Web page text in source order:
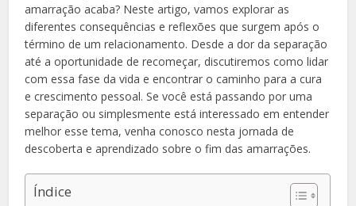
amarração acaba? Neste artigo, vamos explorar as
diferentes consequências e reflexões que surgem após o
término de um relacionamento. Desde a dor da separação
até a oportunidade de recomeçar, discutiremos como lidar
com essa fase da vida e encontrar o caminho para a cura
e crescimento pessoal. Se você está passando por uma
separação ou simplesmente está interessado em entender
melhor esse tema, venha conosco nesta jornada de
descoberta e aprendizado sobre o fim das amarrações.
Índice